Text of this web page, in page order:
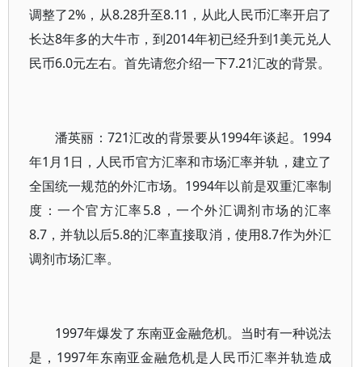
调整了2%，从8.28升至8.11，从此人民币汇率开启了
长达8年多的大牛市，到2014年初已经升到1美元兑人
民币6.0元左右。首先请您介绍一下7.21汇改的背景。
潘英丽：721汇改的背景要从1994年谈起。1994
年1月1日，人民币官方汇率和市场汇率并轨，建立了
全国统一规范的外汇市场。1994年以前是双重汇率制
度：一个官方汇率5.8，一个外汇调剂市场的汇率
8.7，并轨以后5.8的汇率直接取消，使用8.7作为外汇
调剂市场汇率。
1997年爆发了东南亚金融危机。当时有一种说法
是，1997年东南亚金融危机是人民币汇率并轨造成